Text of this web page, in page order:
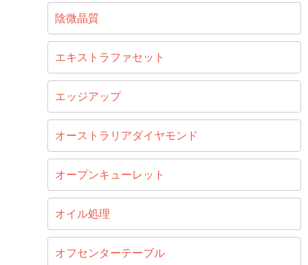
陰微晶質
エキストラファセット
エッジアップ
オーストラリアダイヤモンド
オープンキューレット
オイル処理
オフセンターテーブル